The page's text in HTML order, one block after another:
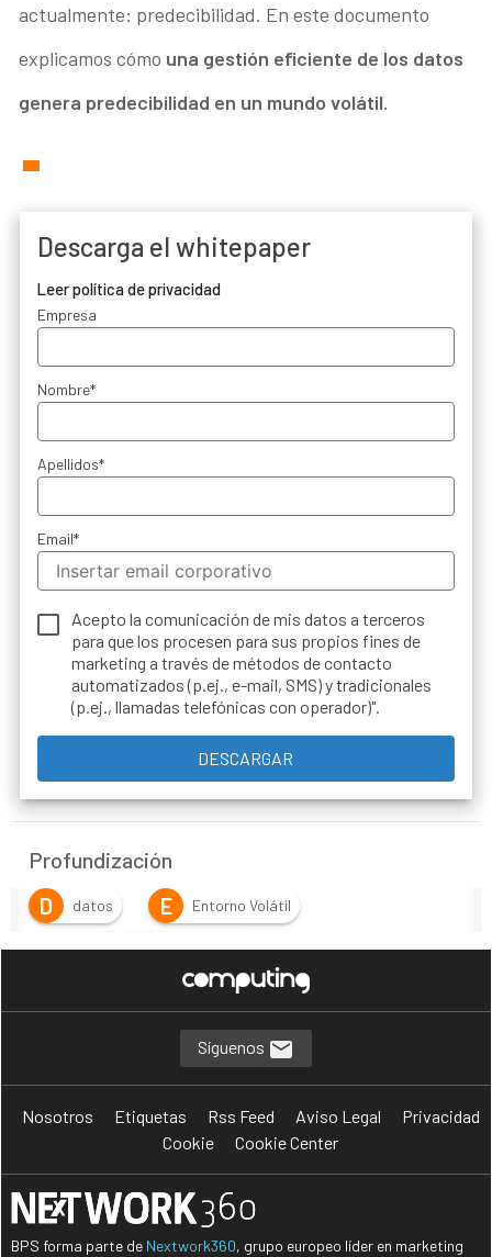
actualmente: predecibilidad. En este documento
explicamos cómo una gestión eficiente de los datos
genera predecibilidad en un mundo volátil.
Descarga el whitepaper
Leer política de privacidad
Empresa
Nombre*
Apellidos*
Email*
Acepto la comunicación de mis datos a terceros
para que los procesen para sus propios fines de
marketing a través de métodos de contacto
automatizados (p.ej., e-mail, SMS) y tradicionales
(p.ej., llamadas telefónicas con operador)".
Profundización
D
datos E Entorno Volátil
G gestión eficiente de datos
P previsibilidad en TI
T Transformación digital
Síguenos
Nosotros Etiquetas Rss Feed Aviso Legal
Privacidad
Cookie
Cookie Center
BPS forma parte de Nextwork360, grupo europeo líder en marketing